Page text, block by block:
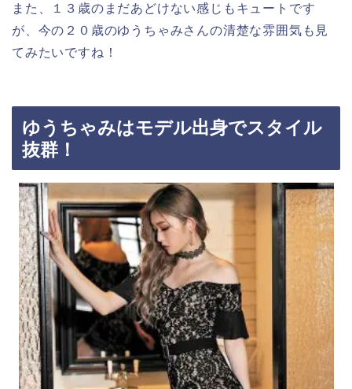
また、１３歳のまだあどけない感じもキュートです
が、今の２０歳のゆうちゃみさんの清楚な雰囲気も見
てみたいですね！
ゆうちゃみはモデル出身でスタイル
抜群！